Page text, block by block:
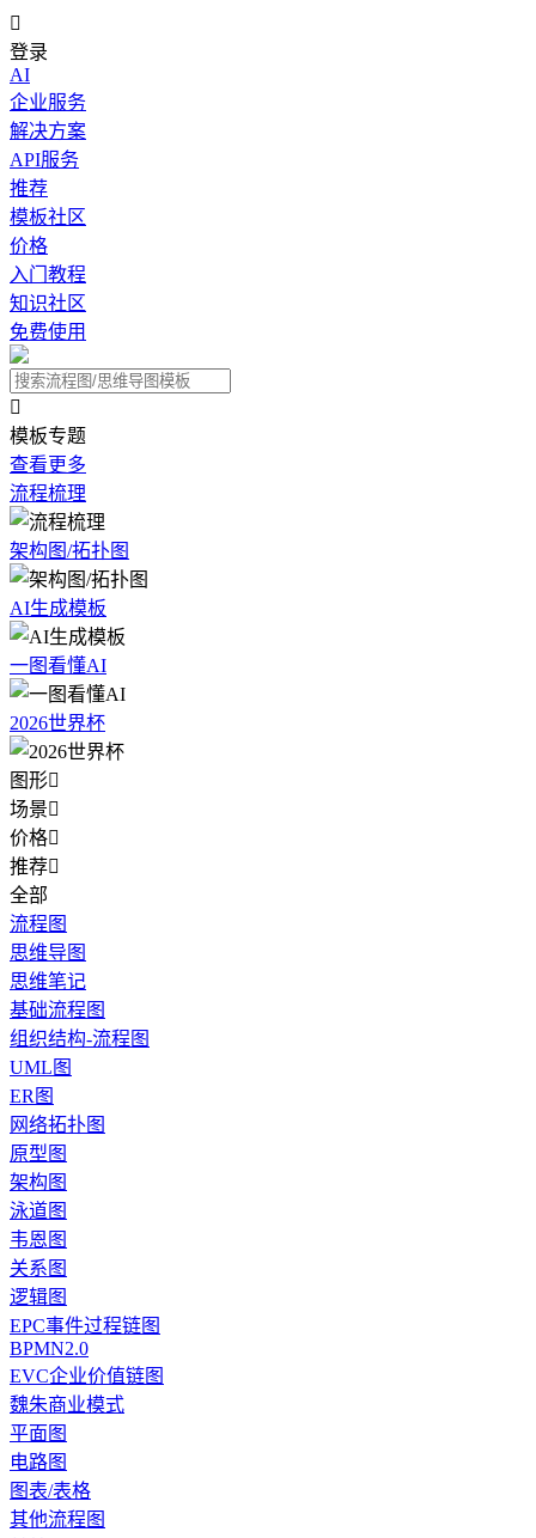

登录
AI
企业服务
解决方案
API服务
推荐
模板社区
价格
入门教程
知识社区
免费使用

模板专题
查看更多
流程梳理
架构图/拓扑图
AI生成模板
一图看懂AI
2026世界杯
图形
场景
价格
推荐
全部
流程图
思维导图
思维笔记
基础流程图
组织结构-流程图
UML图
ER图
网络拓扑图
原型图
架构图
泳道图
韦恩图
关系图
逻辑图
EPC事件过程链图
BPMN2.0
EVC企业价值链图
魏朱商业模式
平面图
电路图
图表/表格
其他流程图